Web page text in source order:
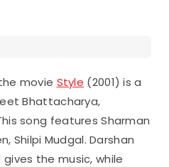
movie Style (2001) is a
Bhattacharya,
song features Sharman
Shilpi Mudgal. Darshan
the music, while